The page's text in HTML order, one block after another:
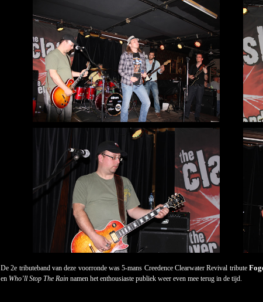
De 2e tributeband van deze voorronde was 5-mans Creedence Clearwater Revival tribute
en Who’ll Stop The Rain namen het enthousiaste publiek weer even mee terug in de tijd.